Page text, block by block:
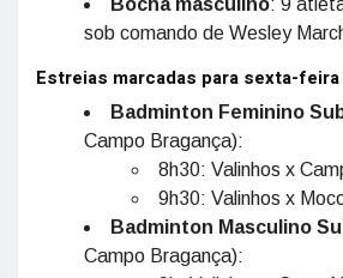
Bocha masculino: 9
sob comando de Wesley
Estreias marcadas para sexta-
Badminton Feminino
Campo Bragança):
8h30: Valinhos x
9h30: Valinhos x
Badminton Masculino
Campo Bragança):